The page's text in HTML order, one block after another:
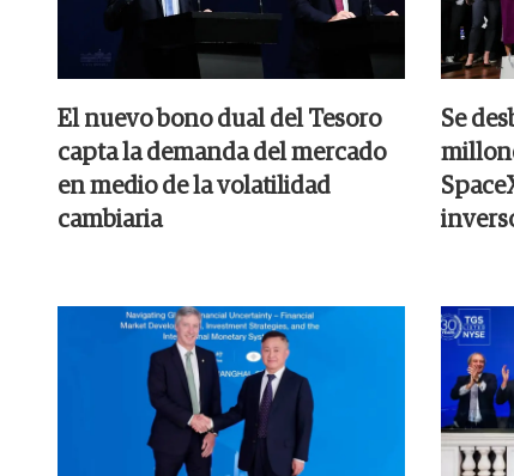
El nuevo bono dual del Tesoro
capta la demanda del mercado
en medio de la volatilidad
cambiaria
Se